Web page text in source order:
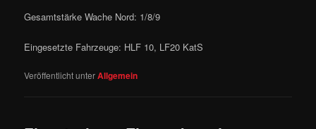
Gesamtstärke Wache Nord: 1/8/9
Eingesetzte Fahrzeuge: HLF 10, LF20 KatS
Veröffentlicht unterAllgemein